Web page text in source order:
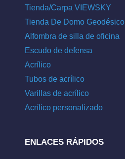
Tienda/Carpa VIEWSKY
Tienda De Domo Geodésico
Alfombra de silla de oficina
Escudo de defensa
Acrílico
Tubos de acrílico
Varillas de acrílico
Acrílico personalizado
ENLACES RÁPIDOS